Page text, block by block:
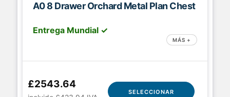
A0 8 Drawer Orchard Metal Plan Chest
Entrega Mundial ✓
MÁS +
£2543.64
SELECCIONAR